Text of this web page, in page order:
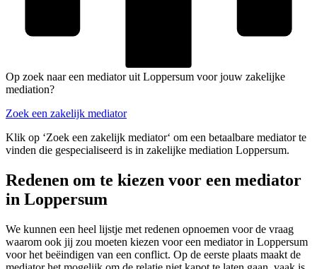
Op zoek naar een mediator uit Loppersum voor jouw zakelijke
mediation?
Zoek een zakelijk mediator
Klik op ‘Zoek een zakelijk mediator‘ om een betaalbare mediator te
vinden die gespecialiseerd is in zakelijke mediation Loppersum.
Redenen om te kiezen voor een mediator
in Loppersum
We kunnen een heel lijstje met redenen opnoemen voor de vraag
waarom ook jij zou moeten kiezen voor een mediator in Loppersum
voor het beëindigen van een conflict. Op de eerste plaats maakt de